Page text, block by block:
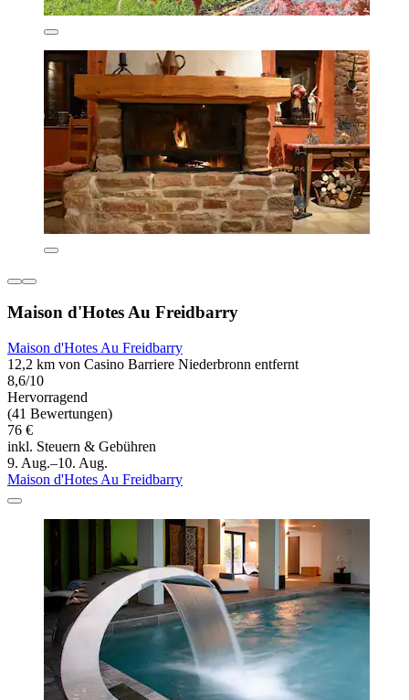
Maison d'Hotes Au Freidbarry
Maison d'Hotes Au Freidbarry
12,2 km von Casino Barriere Niederbronn entfernt
8,6/10
Hervorragend
(41 Bewertungen)
76 €
inkl. Steuern & Gebühren
9. Aug.–10. Aug.
Maison d'Hotes Au Freidbarry